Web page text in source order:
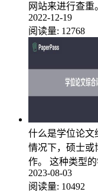
网站来进行查
2022-12-19
阅读量: 12768
什么是学位论
情况下，硕士或
作。 这种类型
2023-08-03
阅读量: 10492